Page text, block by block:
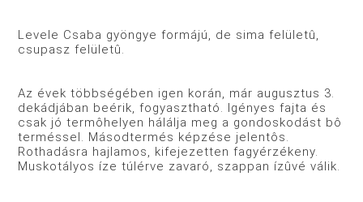
Levele Csaba gyöngye formájú, de sima felületû,
csupasz felületû.
Az évek többségében igen korán, már augusztus 3.
dekádjában beérik, fogyasztható. Igényes fajta és
csak jó termôhelyen hálálja meg a gondoskodást bô
terméssel. Másodtermés képzése jelentôs.
Rothadásra hajlamos, kifejezetten fagyérzékeny.
Muskotályos íze túlérve zavaró, szappan ízûvé válik.